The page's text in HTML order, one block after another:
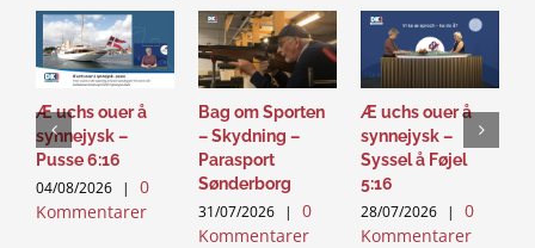
Æ uchs ouer å
synnejysk –
Pusse 6:16
04/08/2026 |
0
Kommentarer
Bag om Sporten
– Skydning –
Parasport
Sønderborg
31/07/2026 |
0
Kommentarer
Æ uchs ouer å
synnejysk –
Syssel å Føjel
5:16
28/07/2026 |
0
Kommentarer